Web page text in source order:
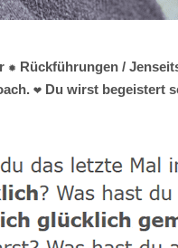
✹ Rückführungen /
❤ Du wirst begeistert